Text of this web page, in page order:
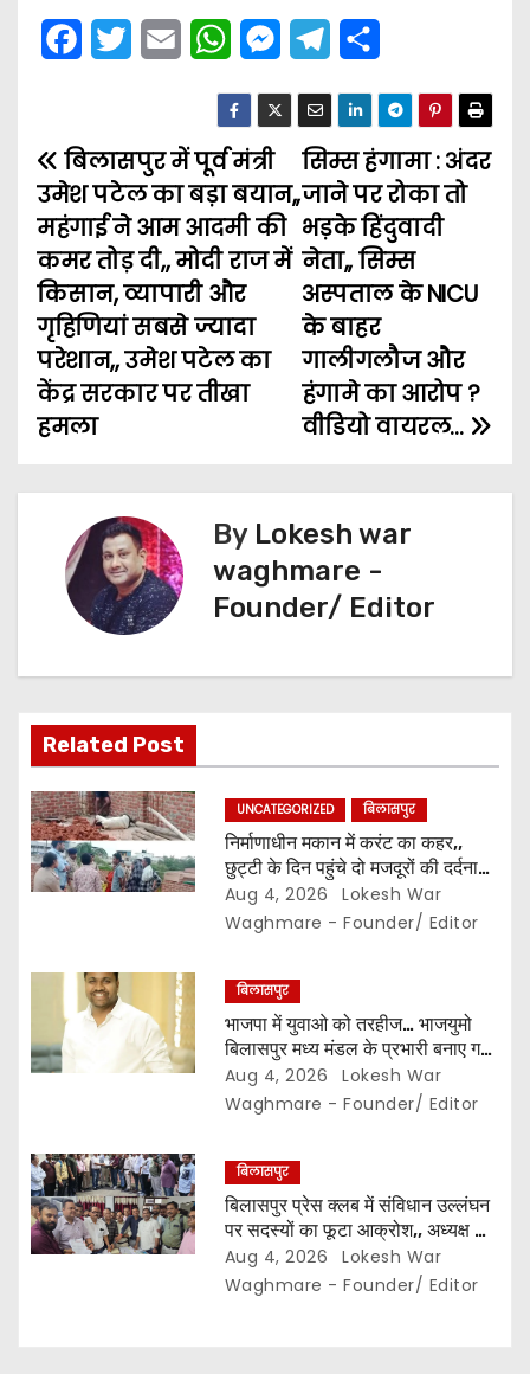
e
b
o
o
k
t
t
e
r
i
W
a
t
s
A
p
p
M
s
e
n
l
e
g
r
a
m
a
r
e
P
o
s
t
n
a
t
i
o
n
सिम्स हंगामा : अंदर
जाने पर रोका तो
भड़के हिंदुवादी
नेता,, सिम्स
अस्पताल के NICU
के बाहर
गालीगलौज और
हंगामे का आरोप ?
वीडियो वायरल…
बिलासपुर में पूर्व मंत्री
उमेश पटेल का बड़ा बयान,,
महंगाई ने आम आदमी की
कमर तोड़ दी,, मोदी राज में
किसान, व्यापारी और
गृहिणियां सबसे ज्यादा
परेशान,, उमेश पटेल का
केंद्र सरकार पर तीखा
हमला
By Lokesh war
waghmare -
Founder/ Editor
Related Post
UNCATEGORIZED बिलासपुर
निर्माणाधीन मकान में करंट का कहर,,
छुट्टी के दिन पहुंचे दो मजदूरों की दर्दनाक
मौत,, सुरक्षा इंतजामों पर उठे सवाल…
Aug 4, 2026
Lokesh War
Waghmare - Founder/ Editor
बिलासपुर
भाजपा में युवाओ को तरहीज… भाजयुमो
बिलासपुर मध्य मंडल के प्रभारी बनाए गए
महर्षि बाजपेयी…
Aug 4, 2026
Lokesh War
Waghmare - Founder/ Editor
बिलासपुर
बिलासपुर प्रेस क्लब में संविधान उल्लंघन
पर सदस्यों का फूटा आक्रोश,, अध्यक्ष का
प्रभार बदलने का प्रस्ताव रखा गया…
करीब 150 सदस्यों की बैठक में कई अहम
Aug 4, 2026
Lokesh War
Waghmare - Founder/ Editor